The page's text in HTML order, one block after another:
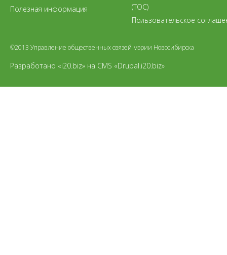
Полезная информация
(ТОС)
Пользовательское
©2013 Управление общественных связей мэрии Новосибирска
Разработано «i20.biz» на CMS «Drupal.i20.biz»